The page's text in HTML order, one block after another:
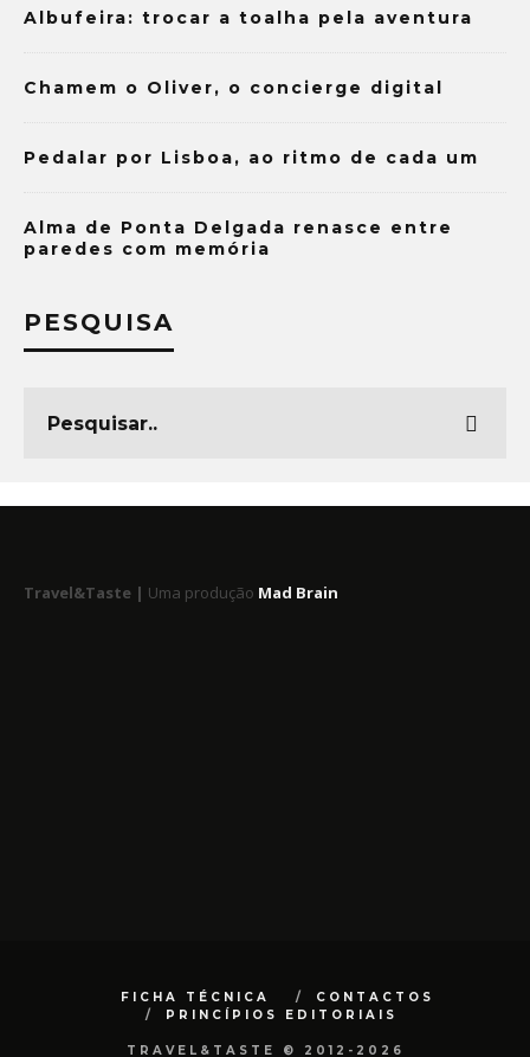
Albufeira: trocar a toalha pela aventura
Chamem o Oliver, o concierge digital
Pedalar por Lisboa, ao ritmo de cada um
Alma de Ponta Delgada renasce entre
paredes com memória
PESQUISA
Travel&Taste | Uma produção Mad Brain
FICHA TÉCNICA
CONTACTOS
PRINCÍPIOS EDITORIAIS
TRAVEL&TASTE © 2012-2026